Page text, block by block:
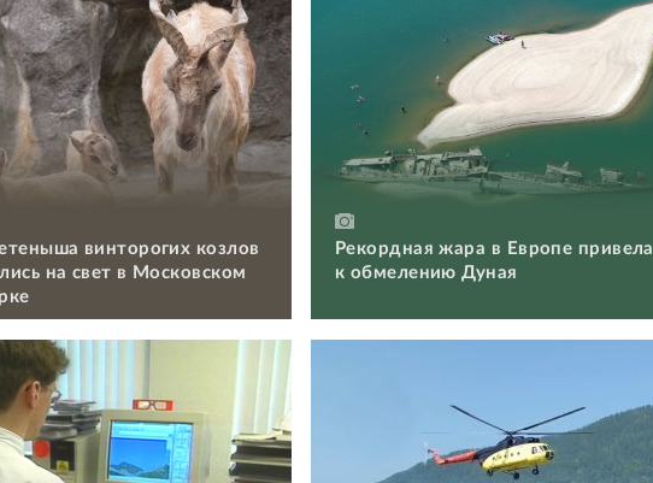
винторогих козлов
на свет в Московском
Рекордная жара в Европе привела
к обмелению Дуная